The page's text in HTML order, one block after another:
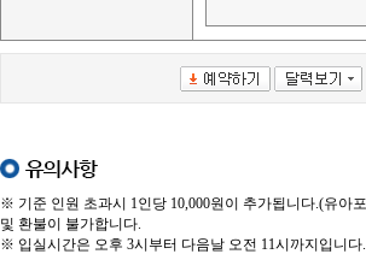
유의사항
※ 기준 인원 초과시 1인당 10,000원이 추가됩니다.(유아
및 환불이 불가합니다.
※ 입실시간은 오후 3시부터 다음날 오전 11시까지입니다